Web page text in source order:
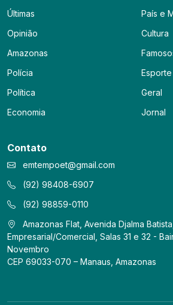
Últimas
Opinião
Amazonas
Polícia
Política
Economia
País e
Cultura
Esporte
Geral
Jornal
Contato
emtempoet@gmail.com
(92) 98408-6907
(92) 98859-0110
Amazonas Flat, Avenida Djalma
Empresarial/Comercial, Salas 31 e 32 -
Novembro
CEP 69033-070 – Manaus, Amazonas